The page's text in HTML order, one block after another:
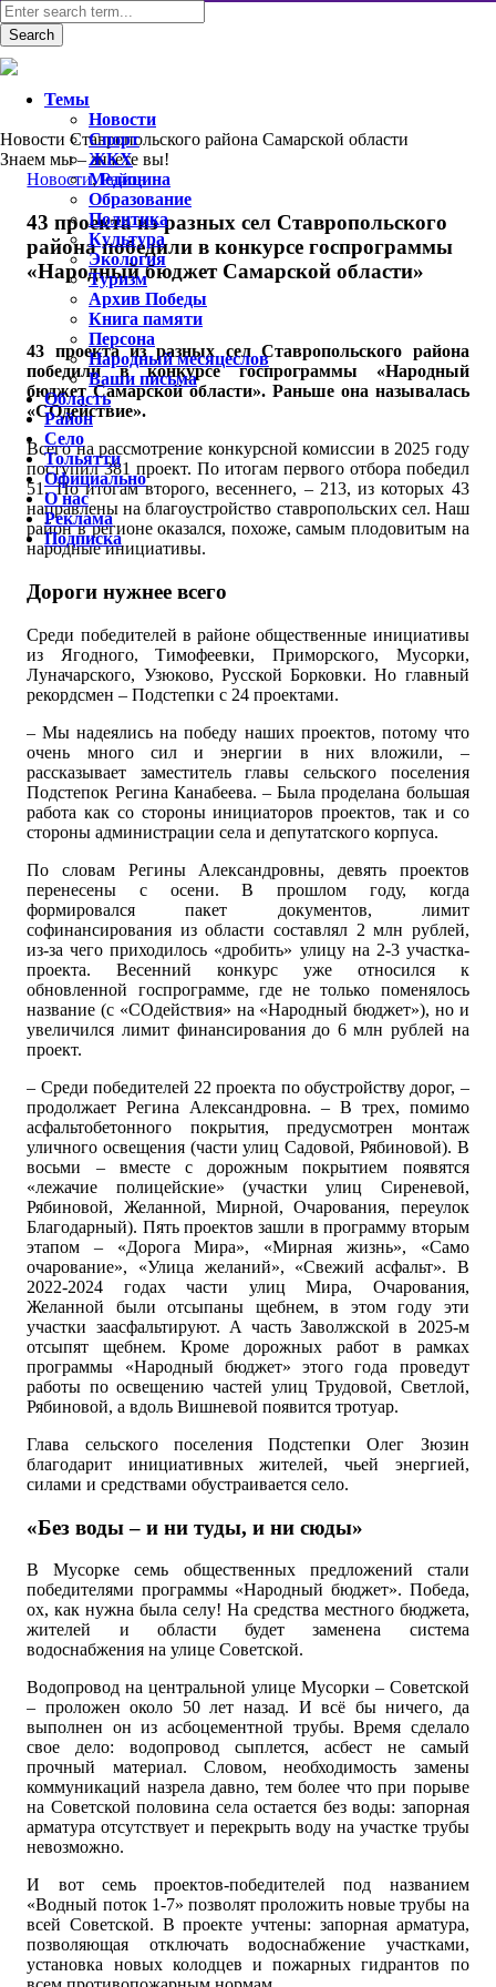
Новости Ставропольского района Самарской области
Знаем мы – знаете вы!
Новости,Район
43 проекта из разных сел Ставропольского
района победили в конкурсе госпрограммы
«Народный бюджет Самарской области»
43 проекта из разных сел Ставропольского района
победили в конкурсе госпрограммы «Народный
бюджет Самарской области». Раньше она называлась
«СОдействие».
Всего на рассмотрение конкурсной комиссии в 2025 году
поступил 381 проект. По итогам первого отбора победил
51. По итогам второго, весеннего, – 213, из которых 43
направлены на благоустройство ставропольских сел. Наш
район в регионе оказался, похоже, самым плодовитым на
народные инициативы.
Дороги нужнее всего
Среди победителей в районе общественные инициативы
из Ягодного, Тимофеевки, Приморского, Мусорки,
Луначарского, Узюково, Русской Борковки. Но главный
рекордсмен – Подстепки с 24 проектами.
– Мы надеялись на победу наших проектов, потому что
очень много сил и энергии в них вложили, –
рассказывает заместитель главы сельского поселения
Подстепок Регина Канабеева. – Была проделана большая
работа как со стороны инициаторов проектов, так и со
стороны администрации села и депутатского корпуса.
По словам Регины Александровны, девять проектов
перенесены с осени. В прошлом году, когда
формировался пакет документов, лимит
софинансирования из области составлял 2 млн рублей,
из-за чего приходилось «дробить» улицу на 2-3 участка-
проекта. Весенний конкурс уже относился к
обновленной госпрограмме, где не только поменялось
название (с «СОдействия» на «Народный бюджет»), но и
увеличился лимит финансирования до 6 млн рублей на
проект.
– Среди победителей 22 проекта по обустройству дорог, –
продолжает Регина Александровна. – В трех, помимо
асфальтобетонного покрытия, предусмотрен монтаж
уличного освещения (части улиц Садовой, Рябиновой). В
восьми – вместе с дорожным покрытием появятся
«лежачие полицейские» (участки улиц Сиреневой,
Рябиновой, Желанной, Мирной, Очарования, переулок
Благодарный). Пять проектов зашли в программу вторым
этапом – «Дорога Мира», «Мирная жизнь», «Само
очарование», «Улица желаний», «Свежий асфальт». В
2022-2024 годах части улиц Мира, Очарования,
Желанной были отсыпаны щебнем, в этом году эти
участки заасфальтируют. А часть Заволжской в 2025-м
отсыпят щебнем. Кроме дорожных работ в рамках
программы «Народный бюджет» этого года проведут
работы по освещению частей улиц Трудовой, Светлой,
Рябиновой, а вдоль Вишневой появится тротуар.
Глава сельского поселения Подстепки Олег Зюзин
благодарит инициативных жителей, чьей энергией,
силами и средствами обустраивается село.
«Без воды – и ни туды, и ни сюды»
В Мусорке семь общественных предложений стали
победителями программы «Народный бюджет». Победа,
ох, как нужна была селу! На средства местного бюджета,
жителей и области будет заменена система
водоснабжения на улице Советской.
Водопровод на центральной улице Мусорки – Советской
– проложен около 50 лет назад. И всё бы ничего, да
выполнен он из асбоцементной трубы. Время сделало
свое дело: водопровод сыплется, асбест не самый
прочный материал. Словом, необходимость замены
коммуникаций назрела давно, тем более что при порыве
на Советской половина села остается без воды: запорная
арматура отсутствует и перекрыть воду на участке трубы
невозможно.
И вот семь проектов-победителей под названием
«Водный поток 1-7» позволят проложить новые трубы на
всей Советской. В проекте учтены: запорная арматура,
позволяющая отключать водоснабжение участками,
установка новых колодцев и пожарных гидрантов по
Темы
Новости
Спорт
ЖКХ
Медицина
Образование
Политика
Культура
Экология
Туризм
Архив Победы
Книга памяти
Персона
Народный месяцеслов
Ваши письма
Область
Район
Село
Тольятти
Официально
О нас
Реклама
Подписка